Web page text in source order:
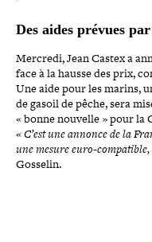
Des aides prévues
Mercredi, Jean Castex a
face à la hausse des prix,
Une aide pour les marins,
de gasoil de pêche, sera
« bonne nouvelle » pour la
«C’est une annonce de la
une mesure euro-​
Gosselin.